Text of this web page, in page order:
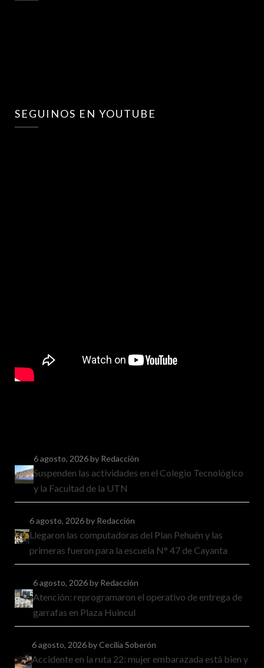
SEGUINOS EN YOUTUBE
6 agosto, 2026by Redacción
Suspenden las actividades en el Colegio Tecnológico
y la Facultad de la UTN
6 agosto, 2026by Redacción
Llegaron las computadoras del Plan Pehuén y las
primeras fueron para la escuela N° 47 de Cayanta
6 agosto, 2026by Redacción
Atención: reprogramaron el operativo de entrega de
garrafas en Plaza Huincul
6 agosto, 2026by Cecilia Soberón
Accidente en la ruta 22: mujer embarazada está bien y